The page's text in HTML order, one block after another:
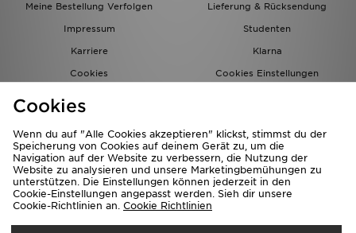
Meine Bestellung Verfolgen
Lieferung & Rücksendung
Impressum
Studenten
Karriere
Klarna
Cookies
Cookies Einstellungen
Lieferung Nach
Cookies
Wenn du auf "Alle Cookies akzeptieren" klickst, stimmst du der
Speicherung von Cookies auf deinem Gerät zu, um die
Navigation auf der Website zu verbessern, die Nutzung der
Website zu analysieren und unsere Marketingbemühungen zu
unterstützen. Die Einstellungen können jederzeit in den
Cookie-Einstellungen angepasst werden. Sieh dir unsere
Cookie-Richtlinien an. Cookie Richtlinien